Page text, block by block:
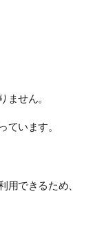
ません。
ています。
用できるため、